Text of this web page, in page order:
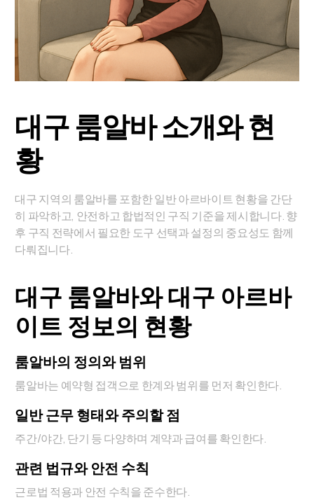
대구 룸알바 소개와 현
황
대구 지역의 룸알바를 포함한 일반 아르바이트 현황을 간단
히 파악하고, 안전하고 합법적인 구직 기준을 제시합니다. 향
후 구직 전략에서 필요한 도구 선택과 설정의 중요성도 함께
다뤄집니다.
대구 룸알바와 대구 아르바
이트 정보의 현황
룸알바의 정의와 범위
룸알바는 예약형 접객으로 한계와 범위를 먼저 확인한다.
일반 근무 형태와 주의할 점
주간/야간, 단기 등 다양하며 계약과 급여를 확인한다.
관련 법규와 안전 수칙
근로법 적용과 안전 수칙을 준수한다.